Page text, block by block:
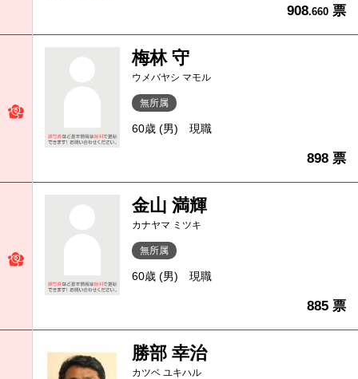
908.660 票
梅林 守
ウメバヤシ マモル
無所属
60歳 (男) 現職
898 票
金山 満輝
カナヤマ ミツキ
無所属
60歳 (男) 現職
885 票
勝部 幸治
カツベ ユキハル